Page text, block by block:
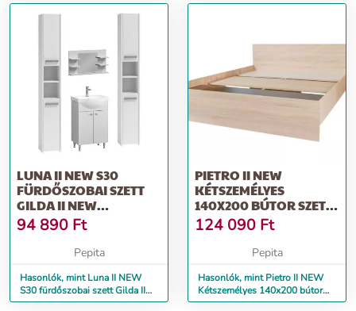
LUNA II NEW S30
FÜRDŐSZOBAI SZETT
GILDA II NEW
ALSÓSZEKRÉNNYEL,
M...
94 890 Ft
Pepita
Hasonlók, mint Luna II NEW
S30 fürdőszobai szett Gilda II
New alsószekrénnyel, m...
PIETRO II NEW
KÉTSZEMÉLYES
140X200 BÚTOR SZETT
ALOE VERA III NEW...
124 090 Ft
Pepita
Hasonlók, mint Pietro II NEW
Kétszemélyes 140x200 bútor
szett Aloe Vera III NEW...